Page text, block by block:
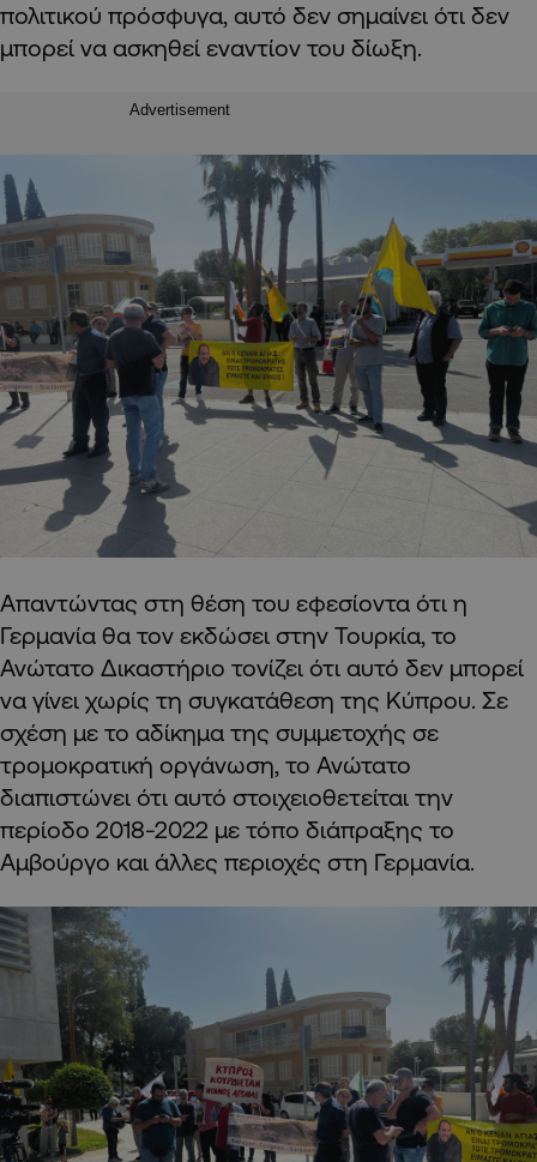
πολιτικού πρόσφυγα, αυτό δεν σημαίνει ότι δεν
μπορεί να ασκηθεί εναντίον του δίωξη.
Advertisement
Απαντώντας στη θέση του εφεσίοντα ότι η
Γερμανία θα τον εκδώσει στην Τουρκία, το
Ανώτατο Δικαστήριο τονίζει ότι αυτό δεν μπορεί
να γίνει χωρίς τη συγκατάθεση της Κύπρου. Σε
σχέση με το αδίκημα της συμμετοχής σε
τρομοκρατική οργάνωση, το Ανώτατο
διαπιστώνει ότι αυτό στοιχειοθετείται την
περίοδο 2018-2022 με τόπο διάπραξης το
Αμβούργο και άλλες περιοχές στη Γερμανία.